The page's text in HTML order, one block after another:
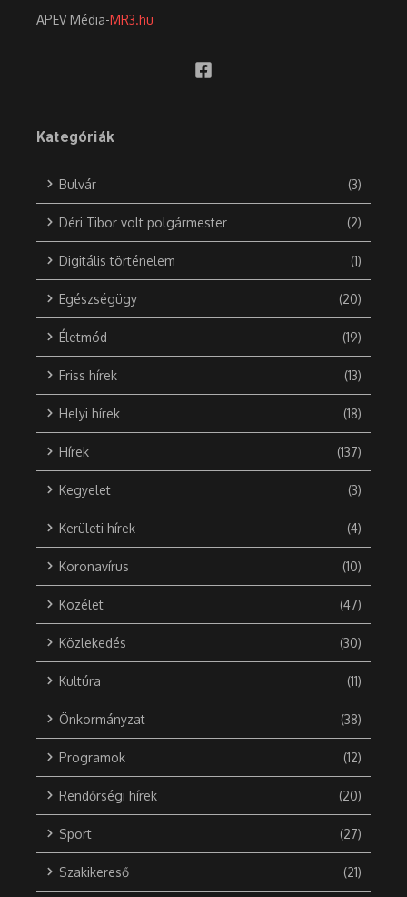
APEV Média-MR3.hu
Kategóriák
Bulvár (3)
Déri Tibor volt polgármester (2)
Digitális történelem (1)
Egészségügy (20)
Életmód (19)
Friss hírek (13)
Helyi hírek (18)
Hírek (137)
Kegyelet (3)
Kerületi hírek (4)
Koronavírus (10)
Közélet (47)
Közlekedés (30)
Kultúra (11)
Önkormányzat (38)
Programok (12)
Rendőrségi hírek (20)
Sport (27)
Szakikereső (21)